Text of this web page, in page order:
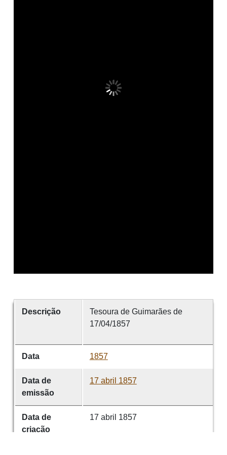
Descrição
Tesoura de Guimarães de
17/04/1857
Data 1857
Data de
emissão
17 abril 1857
Data de
criação
17 abril 1857